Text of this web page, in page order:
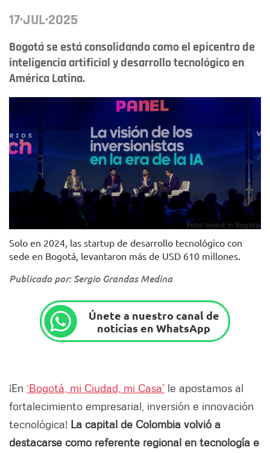
17·JUL·2025
Bogotá se está consolidando como el epicentro de
inteligencia artificial y desarrollo tecnológico en
América Latina.
Foto: Invest in Bogotá.
Solo en 2024, las startup de desarrollo tecnológico con
sede en Bogotá, levantaron más de USD 610 millones.
Publicado por: Sergio Grandas Medina
Únete a nuestro canal de
noticias en WhatsApp
¡En ‘Bogotá, mi Ciudad, mi Casa’ le apostamos al
fortalecimiento empresarial, inversión e innovación
tecnológica! La capital de Colombia volvió a
destacarse como referente regional en tecnología e